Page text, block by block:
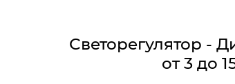
Светорегулятор -
от 3 до